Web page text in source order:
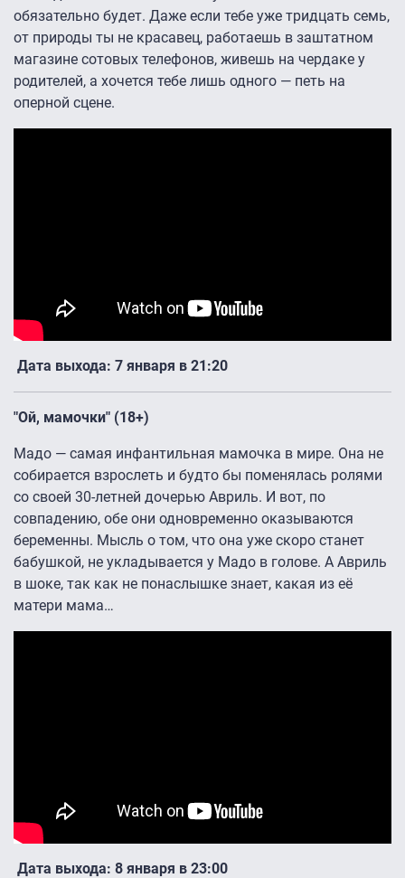
обязательно будет. Даже если тебе уже тридцать семь,
от природы ты не красавец, работаешь в заштатном
магазине сотовых телефонов, живешь на чердаке у
родителей, а хочется тебе лишь одного — петь на
оперной сцене.
Дата выхода: 7 января в 21:20
"Ой, мамочки" (18+)
Мадо — самая инфантильная мамочка в мире. Она не
собирается взрослеть и будто бы поменялась ролями
со своей 30-летней дочерью Авриль. И вот, по
совпадению, обе они одновременно оказываются
беременны. Мысль о том, что она уже скоро станет
бабушкой, не укладывается у Мадо в голове. А Авриль
в шоке, так как не понаслышке знает, какая из её
матери мама…
Дата выхода: 8 января в 23:00